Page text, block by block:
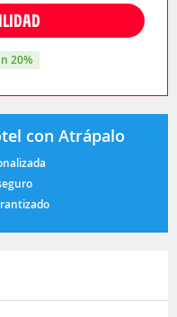
20%
con Atrápalo